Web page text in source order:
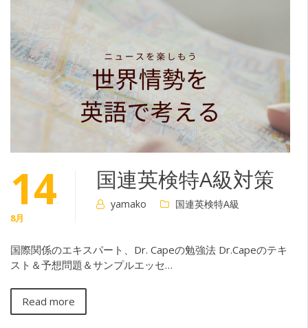
14
8月
国連英検特A級対策
yamako 国連英検特A級
国際関係のエキスパート、Dr. Capeの勉強法 Dr.Capeのテキ
スト＆予想問題＆サンプルエッセ…
Read more